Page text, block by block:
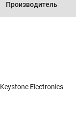
Производитель
Keystone Electronics